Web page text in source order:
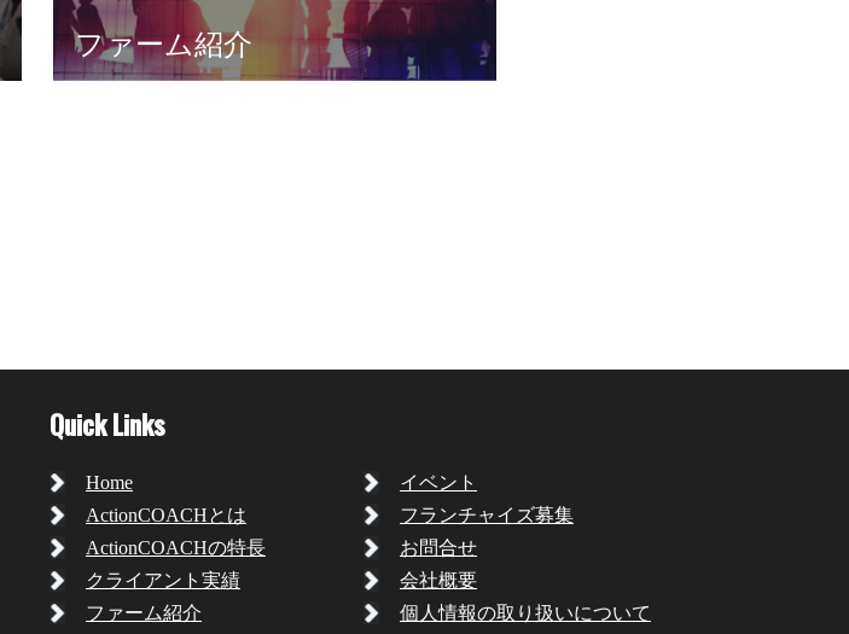
ファーム紹介
Quick Links
Home
ActionCOACHとは
ActionCOACHの特長
クライアント実績
ファーム紹介
イベント
フランチャイズ募集
お問合せ
会社概要
個人情報の取り扱いについて